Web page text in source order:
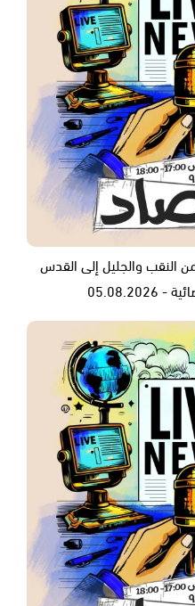
النقب والجليل إلى القدس